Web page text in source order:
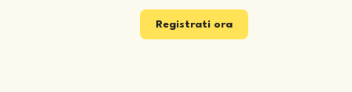
Registrati ora